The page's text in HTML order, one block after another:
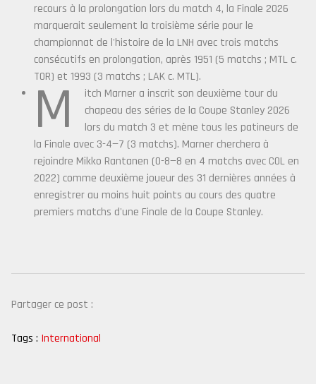
recours à la prolongation lors du match 4, la Finale 2026
marquerait seulement la troisième série pour le
championnat de l'histoire de la LNH avec trois matchs
consécutifs en prolongation, après 1951 (5 matchs ; MTL c.
TOR) et 1993 (3 matchs ; LAK c. MTL).
M
itch Marner a inscrit son deuxième tour du
chapeau des séries de la Coupe Stanley 2026
lors du match 3 et mène tous les patineurs de
la Finale avec 3-4—7 (3 matchs). Marner cherchera à
rejoindre Mikko Rantanen (0-8—8 en 4 matchs avec COL en
2022) comme deuxième joueur des 31 dernières années à
enregistrer au moins huit points au cours des quatre
premiers matchs d'une Finale de la Coupe Stanley.
Partager ce post :
Tags : International